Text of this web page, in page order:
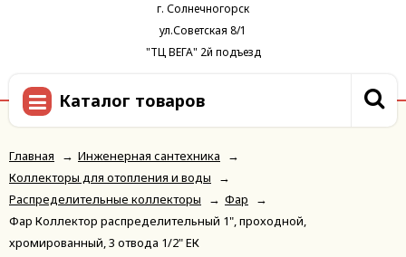
г. Солнечногорск
ул.Советская 8/1
"ТЦ ВЕГА" 2й подъезд
Каталог товаров
Главная → Инженерная сантехника
→
Коллекторы для отопления и воды
→
Распределительные коллекторы
→ Фар
→
Фар Коллектор распределительный 1", проходной,
хромированный, 3 отвода 1/2" ЕК